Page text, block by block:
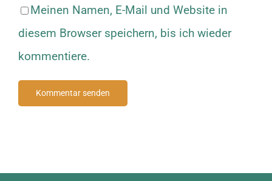
Meinen Namen, E-Mail und Website in
diesem Browser speichern, bis ich wieder
kommentiere.